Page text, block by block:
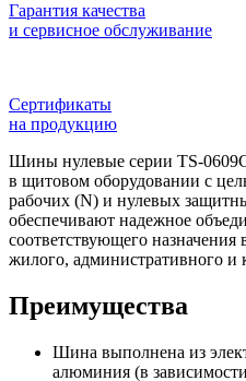
Гарантия качества
и сервисное обслуживание
Сертификаты
на продукцию
Шины нулевые серии TS-
в щитовом оборудовании с
рабочих (N) и нулевых
обеспечивают надежное
соответствующего
жилого, административного и
Преимущества
Шина выполнена из
алюминия (в